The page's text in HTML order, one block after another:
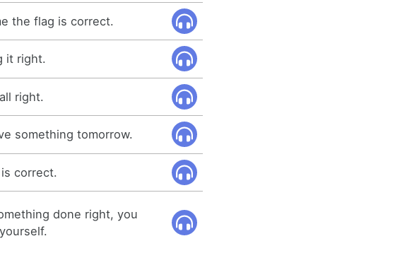
the flag is correct.
it right.
right.
something tomorrow.
correct.
done right, you